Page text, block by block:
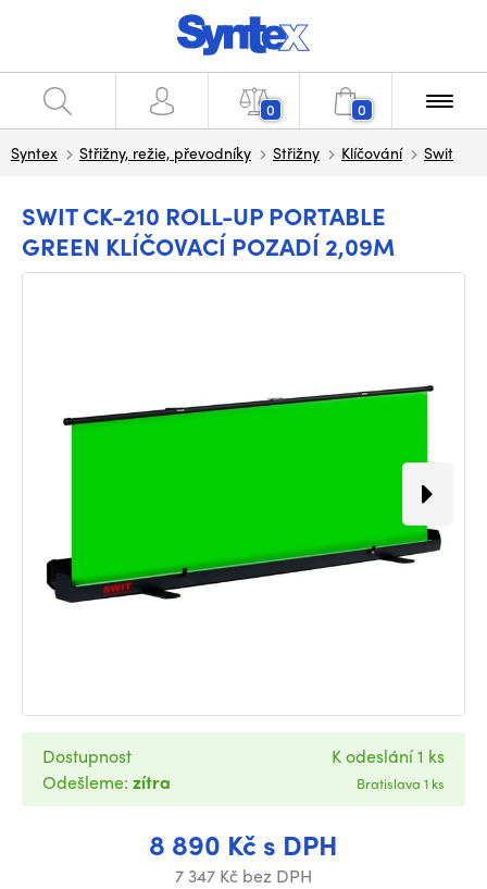
0 0
Syntex Střižny, režie, převodníky Střižny Klíčování Swit
SWIT CK-210 ROLL-UP PORTABLE
GREEN KLÍČOVACÍ POZADÍ 2,09M
8 890 Kč s DPH
7 347 Kč bez DPH
Dostupnost
Odešleme: zítra
K odeslání 1 ks
Bratislava 1 ks